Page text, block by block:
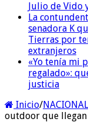
Julio de Vido
La
senadora K
Tierras por
extranjeros
«Yo tenía mi
regalado»:
justicia
Inicio/
outdoor que